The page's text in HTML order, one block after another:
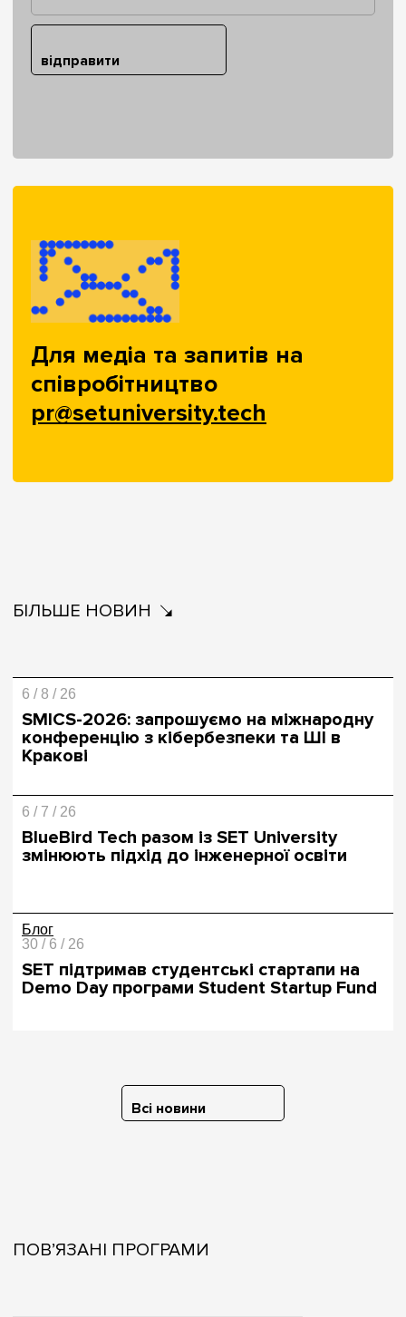
відправити
Для медіа та запитів на
співробітництво
pr@setuniversity.tech
БІЛЬШЕ НОВИН
6 / 8 / 26
SMICS-2026: запрошуємо на міжнародну
конференцію з кібербезпеки та ШІ в
Кракові
6 / 7 / 26
BlueBird Tech разом із SET University
змінюють підхід до інженерної освіти
Блог
30 / 6 / 26
SET підтримав студентські стартапи на
Demo Day програми Student Startup Fund
Всі новини
ПОВ’ЯЗАНІ ПРОГРАМИ